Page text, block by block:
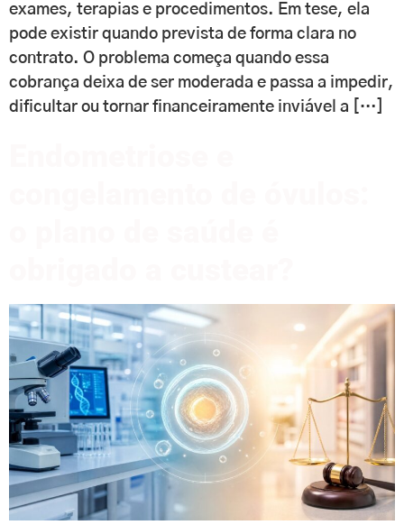
exames, terapias e procedimentos. Em tese, ela
pode existir quando prevista de forma clara no
contrato. O problema começa quando essa
cobrança deixa de ser moderada e passa a impedir,
dificultar ou tornar financeiramente inviável a […]